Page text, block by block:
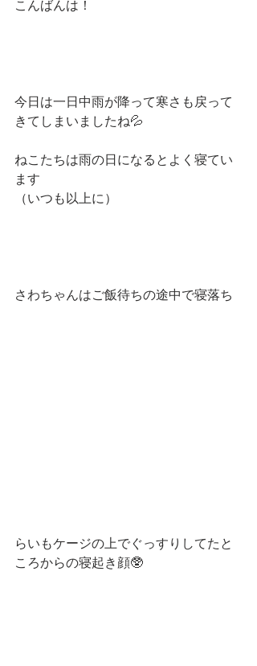
こんばんは！
今日は一日中雨が降って寒さも戻って
きてしまいましたね💦
ねこたちは雨の日になるとよく寝てい
ます
（いつも以上に）
さわちゃんはご飯待ちの途中で寝落ち
らいもケージの上でぐっすりしてたと
ころからの寝起き顔🥸